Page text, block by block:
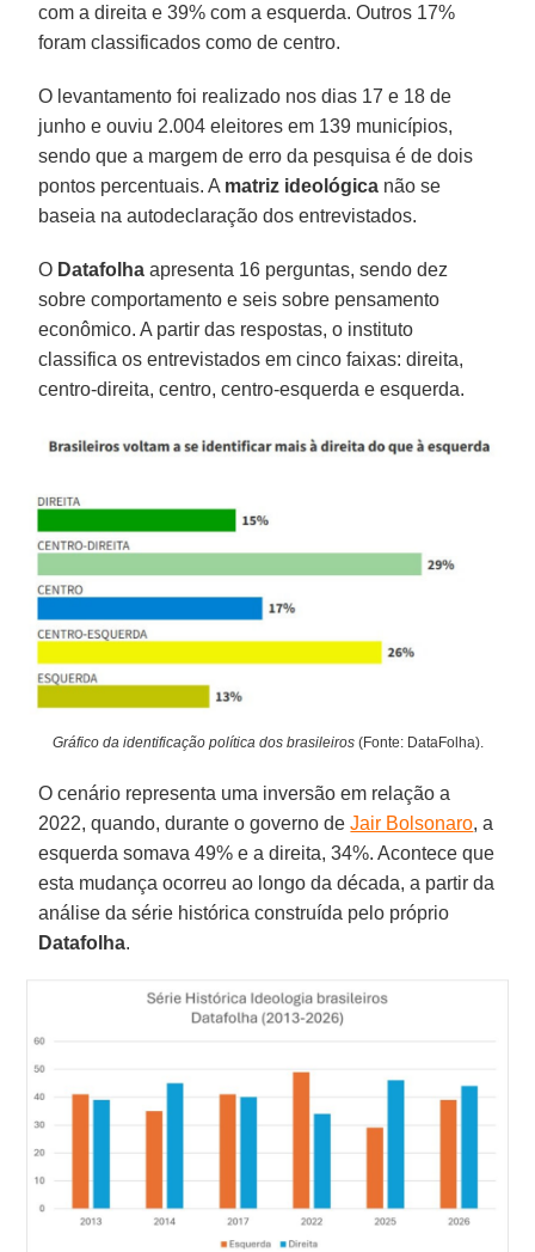
com a direita e 39% com a esquerda. Outros 17%
foram classificados como de centro.
O levantamento foi realizado nos dias 17 e 18 de
junho e ouviu 2.004 eleitores em 139 municípios,
sendo que a margem de erro da pesquisa é de dois
pontos percentuais. A matriz ideológica não se
baseia na autodeclaração dos entrevistados.
O Datafolha apresenta 16 perguntas, sendo dez
sobre comportamento e seis sobre pensamento
econômico. A partir das respostas, o instituto
classifica os entrevistados em cinco faixas: direita,
centro-direita, centro, centro-esquerda e esquerda.
Gráfico da identificação política dos brasileiros(Fonte: DataFolha).
O cenário representa uma inversão em relação a
2022, quando, durante o governo deJair Bolsonaro, a
esquerda somava 49% e a direita, 34%. Acontece que
esta mudança ocorreu ao longo da década, a partir da
análise da série histórica construída pelo próprio
Datafolha.